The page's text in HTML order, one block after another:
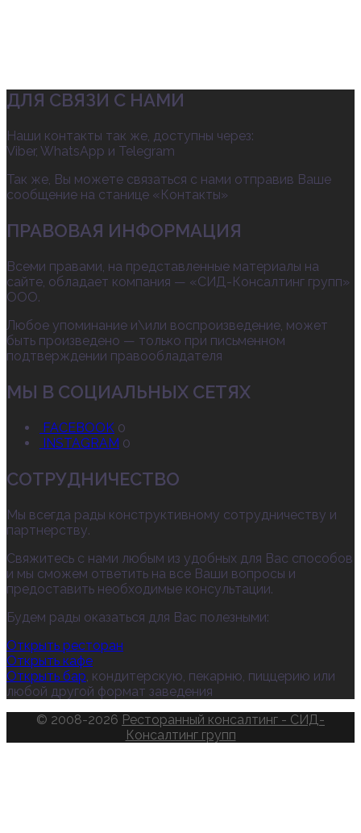
ДЛЯ СВЯЗИ С НАМИ
Наши контакты так же, доступны через:
Viber, WhatsApp и Telegram
Так же, Вы можете связаться с нами отправив Ваше
сообщение на станице «Контакты»
ПРАВОВАЯ ИНФОРМАЦИЯ
Всеми правами, на представленные материалы на
сайте, обладает компания — «СИД-Консалтинг групп»
ООО.
Любое упоминание и\или воспроизведение, может
быть произведено — только при письменном
подтверждении правообладателя
МЫ В СОЦИАЛЬНЫХ СЕТЯХ
FACEBOOK 0
INSTAGRAM 0
СОТРУДНИЧЕСТВО
Мы всегда рады конструктивному сотрудничеству и
партнерству.
Свяжитесь с нами любым из удобных для Вас способов
и мы сможем ответить на все Ваши вопросы и
предоставить необходимые консультации.
Будем рады оказаться для Вас полезными:
Открыть ресторан
Открыть кафе
Открыть бар, кондитерскую, пекарню, пиццерию или
любой другой формат заведения
© 2008-2026 Ресторанный консалтинг - СИД-
Консалтинг групп